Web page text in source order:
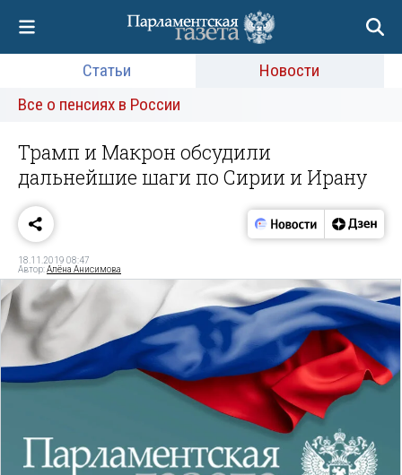
Статьи
Новости
Все о пенсиях в России
Трамп и Макрон обсудили
дальнейшие шаги по Сирии и Ирану
18.11.2019 08:47
Автор:Алёна Анисимова